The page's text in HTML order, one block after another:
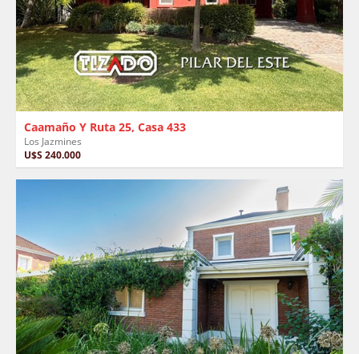
Caamaño Y Ruta 25, Casa 433
Los Jazmines
U$S 240.000